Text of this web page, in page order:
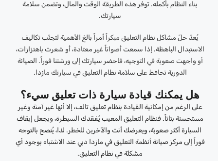
بناء النظام بأكمله. توفر هذه الطريقة الوقت والمال، وتضمن سلامة
سيارتك.
يُعدّ حلّ مشاكل نظام التعليق مبكراً أمراً بالغ الأهمية لتجنّب تكاليف
الاستبدال الباهظة. إذا سمعت أصواتاً غير معتادة، أو شعرت باهتزازات،
أو واجهت صعوبة في التوجيه، فاحضر سيارتك إلى ورشتنا فوراً. الصيانة
الدورية تحافظ على سلامة نظام التعليق في سيارتك مازدا.
هل يمكنك قيادة سيارة ذات تعليق سيء؟
على الرغم من إمكانية القيادة بنظام تعليق تالف، إلا أنها غير آمنة وغير
مستحسنة بتاتاً. فنظام التعليق المعيب يُفقدك السيطرة، ويجعل إيقاف
السيارة أكثر صعوبة، ويعرضك أنت والآخرين للخطر. لذا، يُنصح بالتوجه
فوراً إلى مركز صيانة أنظمة التعليق في مازدا دبي عند الاشتباه بوجود أي
مشكلة في نظام التعليق.